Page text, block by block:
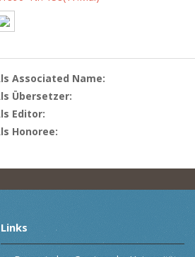
Associated Name:
Übersetzer:
Editor:
Honoree:
Links